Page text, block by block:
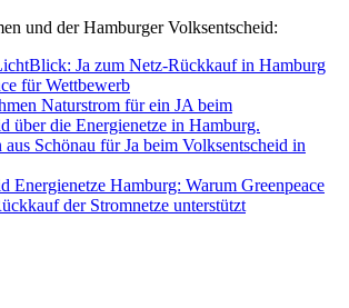
und der Hamburger Volksentscheid:
Ja zum Netz-Rückkauf in Hamburg
für Wettbewerb
Naturstrom für ein JA beim
über die Energienetze in Hamburg.
aus Schönau für Ja beim Volksentscheid in
Energienetze Hamburg: Warum Greenpeace
der Stromnetze unterstützt